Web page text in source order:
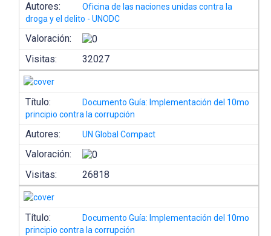
Autores:
Oficina de las naciones unidas contra la
droga y el delito - UNODC
Valoración:
Visitas:
32027
Título:
Documento Guía: Implementación del 10mo
principio contra la corrupción
Autores: UN Global Compact
Valoración:
Visitas:
26818
Título:
Documento Guía: Implementación del 10mo
principio contra la corrupción